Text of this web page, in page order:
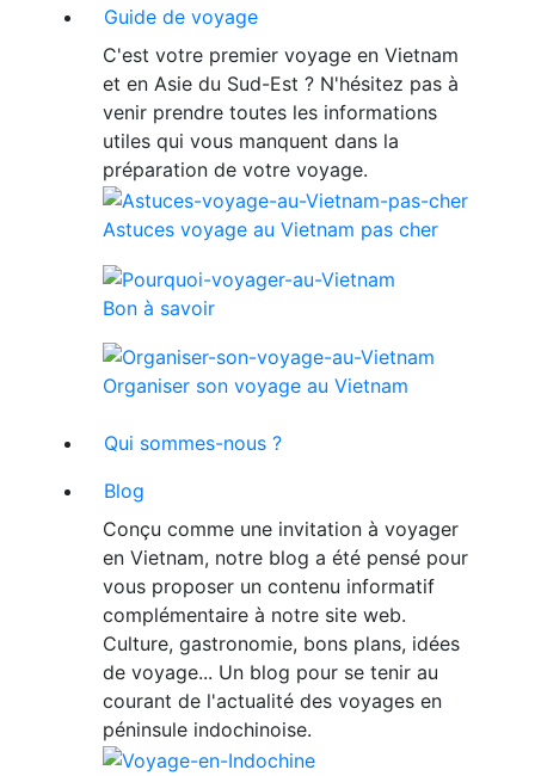
Guide de voyage
C'est votre premier voyage en Vietnam
et en Asie du Sud-Est ? N'hésitez pas à
venir prendre toutes les informations
utiles qui vous manquent dans la
préparation de votre voyage.
Astuces voyage au Vietnam pas cher
Bon à savoir
Organiser son voyage au Vietnam
Qui sommes-nous ?
Blog
Conçu comme une invitation à voyager
en Vietnam, notre blog a été pensé pour
vous proposer un contenu informatif
complémentaire à notre site web.
Culture, gastronomie, bons plans, idées
de voyage... Un blog pour se tenir au
courant de l'actualité des voyages en
péninsule indochinoise.